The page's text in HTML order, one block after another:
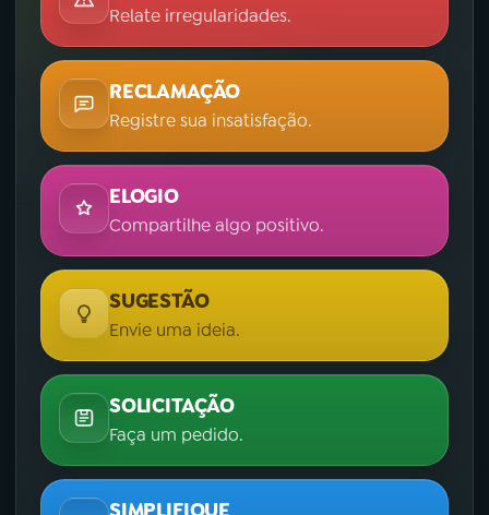
Relate irregularidades.
RECLAMAÇÃO
Registre sua insatisfação.
ELOGIO
Compartilhe algo positivo.
SUGESTÃO
Envie uma ideia.
SOLICITAÇÃO
Faça um pedido.